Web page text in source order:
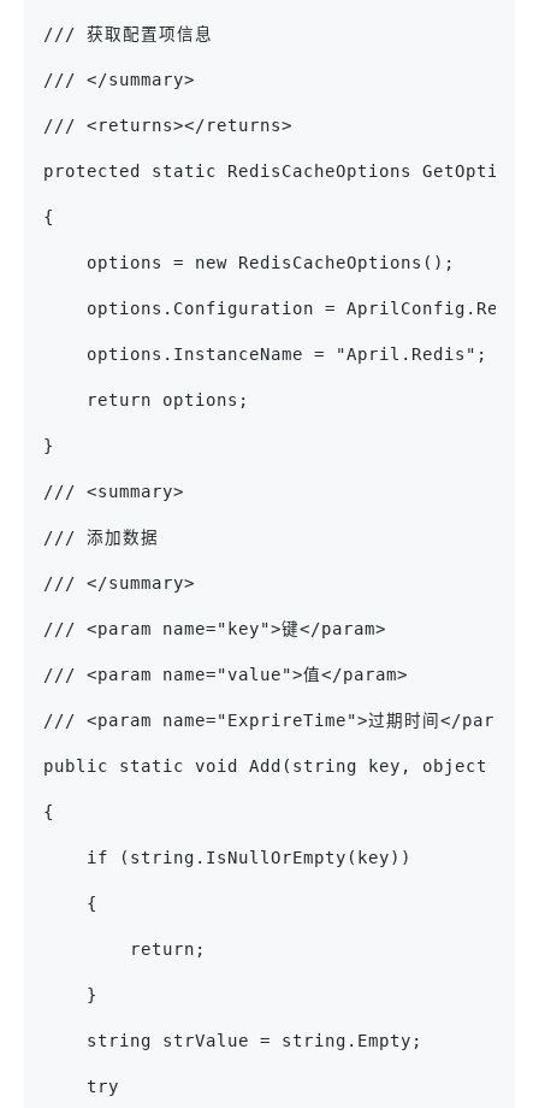
/// 获取配置项信息
/// </summary>
/// <returns></returns>
protected static RedisCacheOptions
{
    options = new RedisCacheOptions();
options.Configuration =
    options.InstanceName = "April.Redis";
    return options;
}
/// <summary>
/// 添加数据
/// </summary>
/// <param name="key">键</param>
/// <param name="value">值</param>
/// <param name="ExprireTime">过期时间</param>
public static void Add(string key, object
{
    if (string.IsNullOrEmpty(key))
    {
        return;
    }
    string strValue = string.Empty;
    try